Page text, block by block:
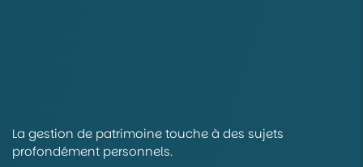
La gestion de patrimoine touche à des sujets
profondément personnels.